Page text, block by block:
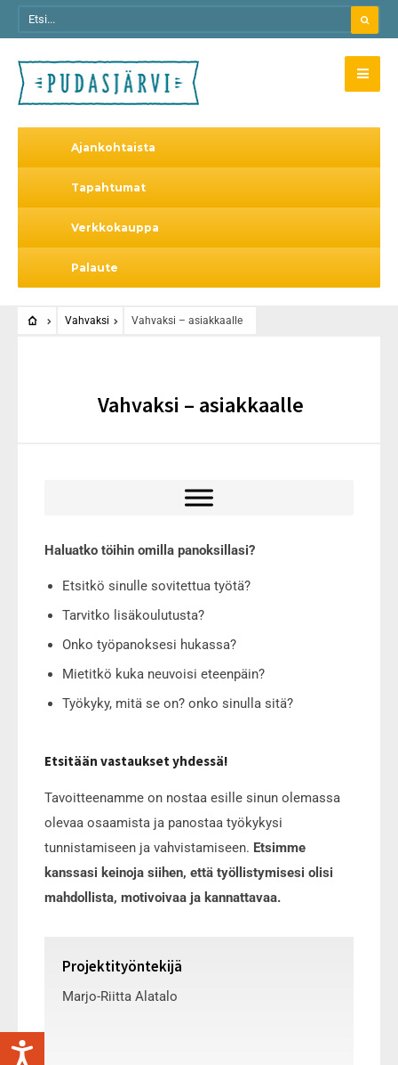
Ajankohtaista
Tapahtumat
Verkkokauppa
Palaute
Vahvaksi Vahvaksi – asiakkaalle
Vahvaksi – asiakkaalle
Haluatko töihin omilla panoksillasi?
Etsitkö sinulle sovitettua työtä?
Tarvitko lisäkoulutusta?
Onko työpanoksesi hukassa?
Mietitkö kuka neuvoisi eteenpäin?
Työkyky, mitä se on? onko sinulla sitä?
Etsitään vastaukset yhdessä!
Tavoitteenamme on nostaa esille sinun olemassa
olevaa osaamista ja panostaa työkykysi
tunnistamiseen ja vahvistamiseen. Etsimme
kanssasi keinoja siihen, että työllistymisesi olisi
mahdollista, motivoivaa ja kannattavaa.
Projektityöntekijä
Marjo-Riitta Alatalo